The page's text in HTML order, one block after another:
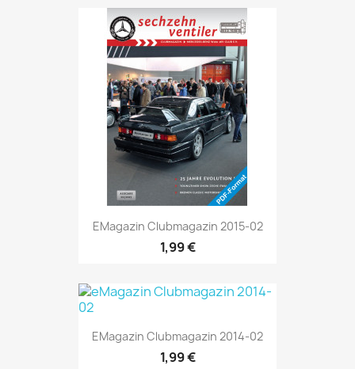
EMagazin Clubmagazin 2015-02
1,99 €
EMagazin Clubmagazin 2014-02
1,99 €